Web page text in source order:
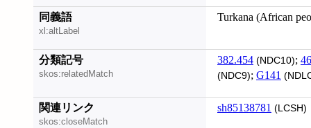
同義語
xl:altLabel
Turkana (African
分類記号
skos:relatedMatch
382.454 (NDC10);
(NDC9); G141
関連リンク
skos:closeMatch
sh85138781 (LCSH)